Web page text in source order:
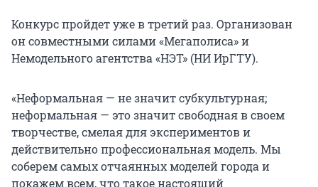
Конкурс пройдет уже в третий раз. Организован
он совместными силами «Мегаполиса» и
Немодельного агентства «НЭТ» (НИ ИрГТУ).
«Неформальная — не значит субкультурная;
неформальная — это значит свободная в своем
творчестве, смелая для экспериментов и
действительно профессиональная модель. Мы
соберем самых отчаянных моделей города и
покажем всем, что такое настоящий